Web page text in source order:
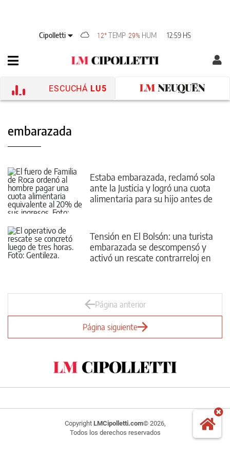
Cipolletti 12° TEMP 29% HUM 12:59 HS
ESCUCHÁ LU5
embarazada
Estaba embarazada, reclamó sola
ante la Justicia y logró una cuota
alimentaria para su hijo antes de
Tensión en El Bolsón: una turista
embarazada se descompensó y
activó un rescate contrarreloj en
Página anterior
Página siguiente
Copyright LMCipolletti.com© 2026,
Todos los derechos reservados